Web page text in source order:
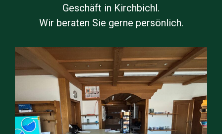
Geschäft in Kirchbichl.
Wir beraten Sie gerne persönlich.